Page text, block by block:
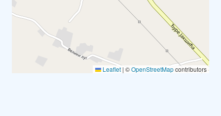
Leaflet | ©OpenStreetMapcontributors